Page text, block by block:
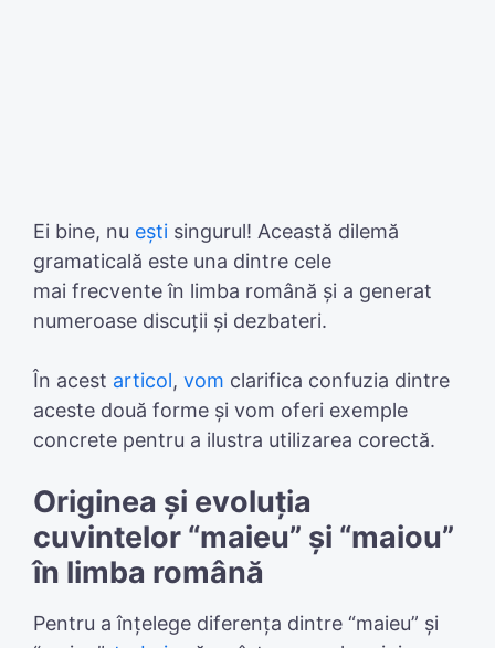
Ei bine, nu ești singurul! Această dilemă
gramaticală este una dintre cele
mai frecvente în limba română și a generat
numeroase discuții și dezbateri.
În acest articol, vom clarifica confuzia dintre
aceste două forme și vom oferi exemple
concrete pentru a ilustra utilizarea corectă.
Originea și evoluția
cuvintelor “maieu” și “maiou”
în limba română
Pentru a înțelege diferența dintre “maieu” și